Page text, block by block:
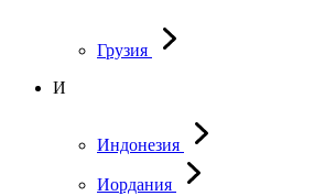
Грузия
И
Индонезия
Иордания